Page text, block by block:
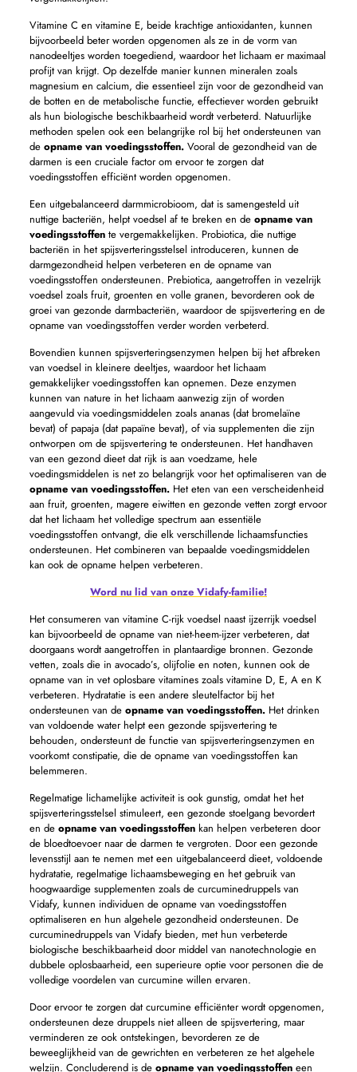
Vitamine C en vitamine E, beide krachtige antioxidanten, kunnen
bijvoorbeeld beter worden opgenomen als ze in de vorm van
nanodeeltjes worden toegediend, waardoor het lichaam er maximaal
profijt van krijgt. Op dezelfde manier kunnen mineralen zoals
magnesium en calcium, die essentieel zijn voor de gezondheid van
de botten en de metabolische functie, effectiever worden gebruikt
als hun biologische beschikbaarheid wordt verbeterd. Natuurlijke
methoden spelen ook een belangrijke rol bij het ondersteunen van
de opname van voedingsstoffen.Vooral de gezondheid van de
darmen is een cruciale factor om ervoor te zorgen dat
voedingsstoffen efficiënt worden opgenomen.
Een uitgebalanceerd darmmicrobioom, dat is samengesteld uit
nuttige bacteriën, helpt voedsel af te breken en de opname van
voedingsstoffente vergemakkelijken. Probiotica, die nuttige
bacteriën in het spijsverteringsstelsel introduceren, kunnen de
darmgezondheid helpen verbeteren en de opname van
voedingsstoffen ondersteunen. Prebiotica, aangetroffen in vezelrijk
voedsel zoals fruit, groenten en volle granen, bevorderen ook de
groei van gezonde darmbacteriën, waardoor de spijsvertering en de
opname van voedingsstoffen verder worden verbeterd.
Bovendien kunnen spijsverteringsenzymen helpen bij het afbreken
van voedsel in kleinere deeltjes, waardoor het lichaam
gemakkelijker voedingsstoffen kan opnemen. Deze enzymen
kunnen van nature in het lichaam aanwezig zijn of worden
aangevuld via voedingsmiddelen zoals ananas (dat bromelaïne
bevat) of papaja (dat papaïne bevat), of via supplementen die zijn
ontworpen om de spijsvertering te ondersteunen. Het handhaven
van een gezond dieet dat rijk is aan voedzame, hele
voedingsmiddelen is net zo belangrijk voor het optimaliseren van de
opname van voedingsstoffen.Het eten van een verscheidenheid
aan fruit, groenten, magere eiwitten en gezonde vetten zorgt ervoor
dat het lichaam het volledige spectrum aan essentiële
voedingsstoffen ontvangt, die elk verschillende lichaamsfuncties
ondersteunen. Het combineren van bepaalde voedingsmiddelen
kan ook de opname helpen verbeteren.
Word nu lid van onze Vidafy-familie!
Het consumeren van vitamine C-rijk voedsel naast ijzerrijk voedsel
kan bijvoorbeeld de opname van niet-heem-ijzer verbeteren, dat
doorgaans wordt aangetroffen in plantaardige bronnen. Gezonde
vetten, zoals die in avocado’s, olijfolie en noten, kunnen ook de
opname van in vet oplosbare vitamines zoals vitamine D, E, A en K
verbeteren. Hydratatie is een andere sleutelfactor bij het
ondersteunen van de opname van voedingsstoffen.Het drinken
van voldoende water helpt een gezonde spijsvertering te
behouden, ondersteunt de functie van spijsverteringsenzymen en
voorkomt constipatie, die de opname van voedingsstoffen kan
belemmeren.
Regelmatige lichamelijke activiteit is ook gunstig, omdat het het
spijsverteringsstelsel stimuleert, een gezonde stoelgang bevordert
en de opname van voedingsstoffenkan helpen verbeteren door
de bloedtoevoer naar de darmen te vergroten. Door een gezonde
levensstijl aan te nemen met een uitgebalanceerd dieet, voldoende
hydratatie, regelmatige lichaamsbeweging en het gebruik van
hoogwaardige supplementen zoals de curcuminedruppels van
Vidafy, kunnen individuen de opname van voedingsstoffen
optimaliseren en hun algehele gezondheid ondersteunen. De
curcuminedruppels van Vidafy bieden, met hun verbeterde
biologische beschikbaarheid door middel van nanotechnologie en
dubbele oplosbaarheid, een superieure optie voor personen die de
volledige voordelen van curcumine willen ervaren.
Door ervoor te zorgen dat curcumine efficiënter wordt opgenomen,
ondersteunen deze druppels niet alleen de spijsvertering, maar
verminderen ze ook ontstekingen, bevorderen ze de
beweeglijkheid van de gewrichten en verbeteren ze het algehele
welzijn. Concluderend is de opname van voedingsstoffeneen